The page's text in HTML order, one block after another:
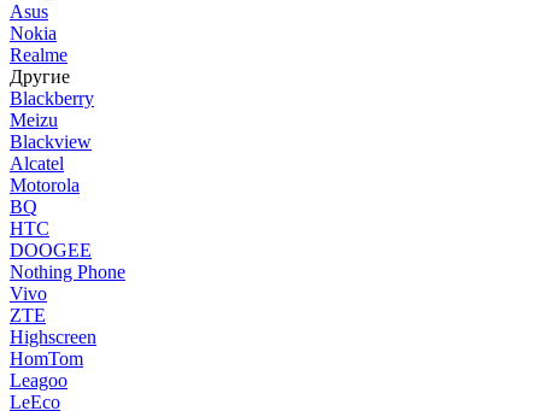
Asus
Nokia
Realme
Другие
Blackberry
Meizu
Blackview
Alcatel
Motorola
BQ
HTC
DOOGEE
Nothing Phone
Vivo
ZTE
Highscreen
HomTom
Leagoo
LeEco